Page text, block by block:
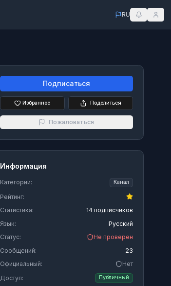
RU
Подписаться
Избранное Поделиться
Пожаловаться
Информация
Категории: Канал
Рейтинг:
Статистика:
14 подписчиков
Язык:
Русский
Статус:
Не проверен
Сообщений:
23
Официальный:
Нет
Доступ:
Публичный